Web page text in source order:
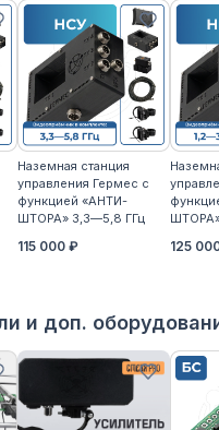
Наземная станция
управления Гермес с
функцией «АНТИ-
ШТОРА» 3,3—5,8 ГГц
115 000 ₽ 125
и доп.